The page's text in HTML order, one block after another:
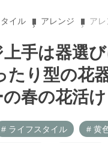
イル アレンジ アレンジ上手は
手は器選
たり型の花
春の花活け
# ライフスタイル # 黄